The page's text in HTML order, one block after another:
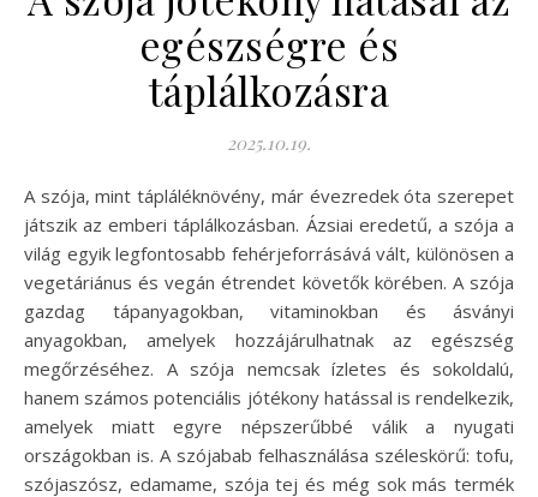
egészségre és
táplálkozásra
2025.10.19.
A szója, mint tápláléknövény, már évezredek óta szerepet
játszik az emberi táplálkozásban. Ázsiai eredetű, a szója a
világ egyik legfontosabb fehérjeforrásává vált, különösen a
vegetáriánus és vegán étrendet követők körében. A szója
gazdag tápanyagokban, vitaminokban és ásványi
anyagokban, amelyek hozzájárulhatnak az egészség
megőrzéséhez. A szója nemcsak ízletes és sokoldalú,
hanem számos potenciális jótékony hatással is rendelkezik,
amelyek miatt egyre népszerűbbé válik a nyugati
országokban is. A szójabab felhasználása széleskörű: tofu,
szójaszósz, edamame, szója tej és még sok más termék